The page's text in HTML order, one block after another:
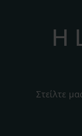
Η
Στείλτε